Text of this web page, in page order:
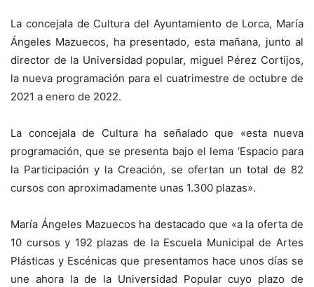
La concejala de Cultura del Ayuntamiento de Lorca, María
Ángeles Mazuecos, ha presentado, esta mañana, junto al
director de la Universidad popular, miguel Pérez Cortijos,
la nueva programación para el cuatrimestre de octubre de
2021 a enero de 2022.
La concejala de Cultura ha señalado que «esta nueva
programación, que se presenta bajo el lema ‘Espacio para
la Participación y la Creación, se ofertan un total de 82
cursos con aproximadamente unas 1.300 plazas».
María Ángeles Mazuecos ha destacado que «a la oferta de
10 cursos y 192 plazas de la Escuela Municipal de Artes
Plásticas y Escénicas que presentamos hace unos días se
une ahora la de la Universidad Popular cuyo plazo de